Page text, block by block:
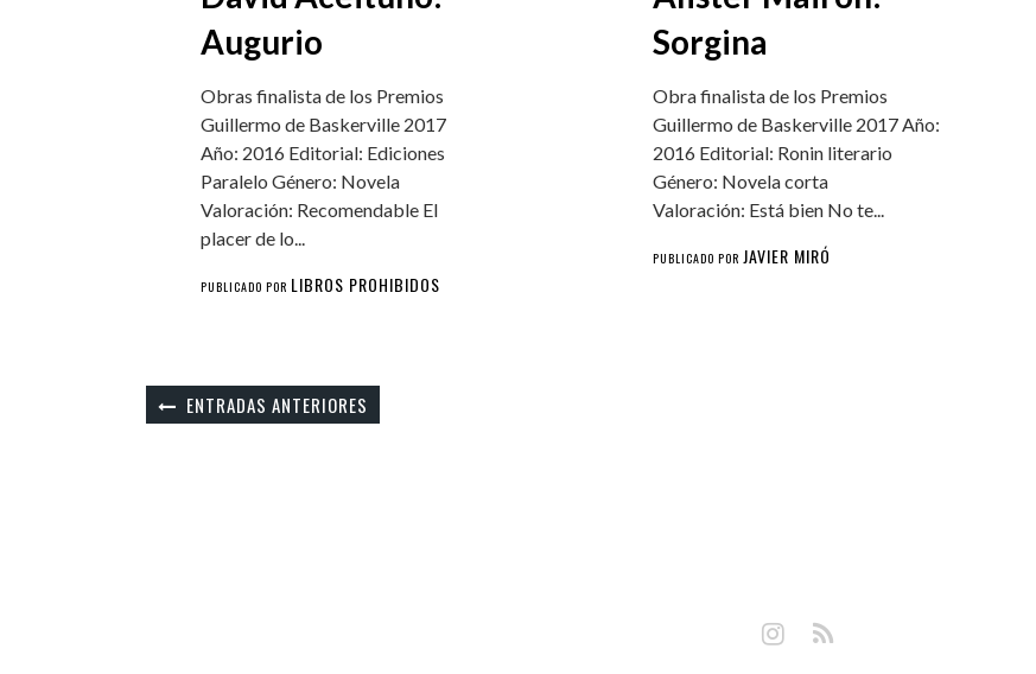
Augurio
Obras finalista de los Premios
Guillermo de Baskerville 2017
Año: 2016 Editorial: Ediciones
Paralelo Género: Novela
Valoración: Recomendable El
placer de lo...
PUBLICADO POR LIBROS PROHIBIDOS
Sorgina
Obra finalista de los Premios
Guillermo de Baskerville 2017 Año:
2016 Editorial: Ronin literario
Género: Novela corta
Valoración: Está bien No te...
PUBLICADO POR JAVIER MIRÓ
ENTRADAS ANTERIORES